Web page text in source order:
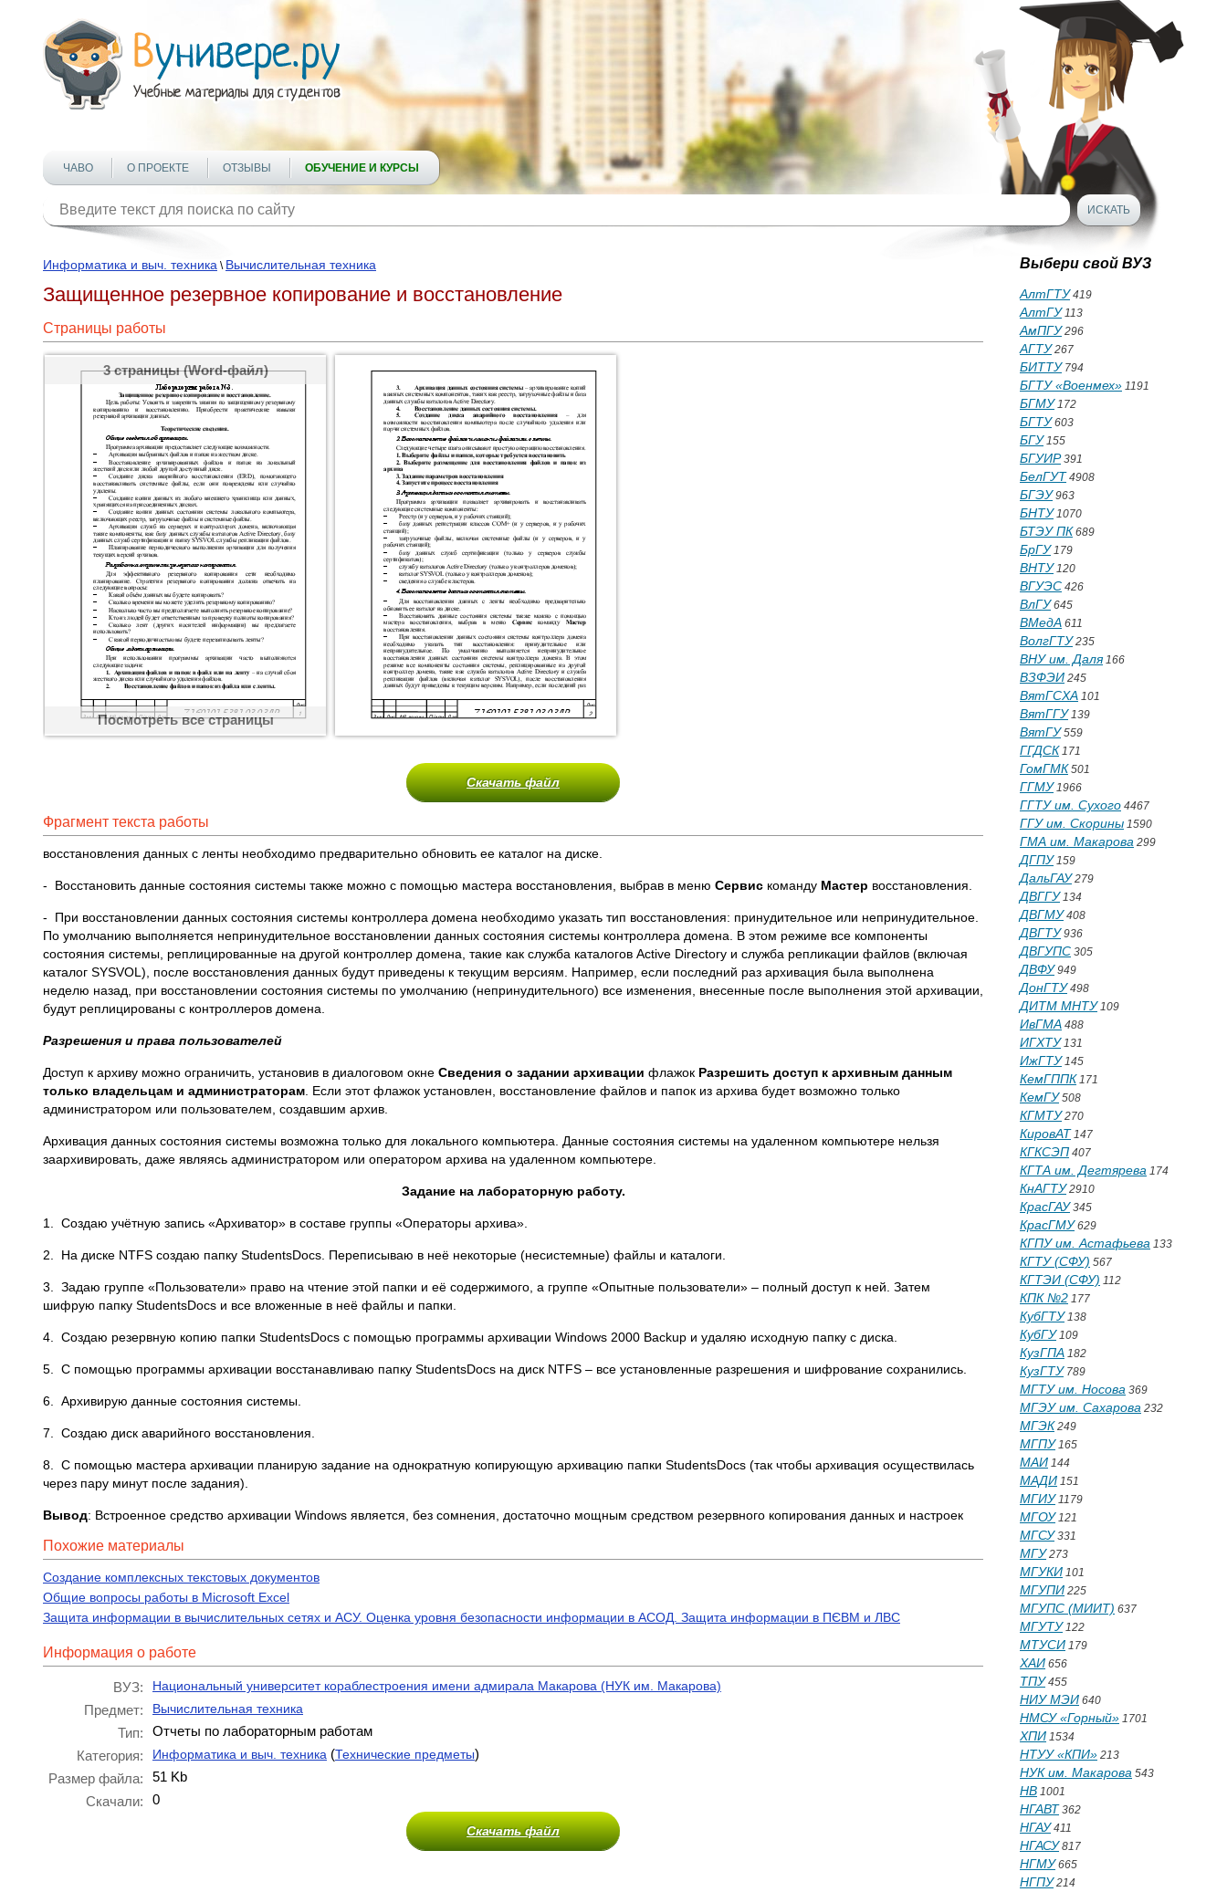
ЧАВО О ПРОЕКТЕ ОТЗЫВЫ ОБУЧЕНИЕ И КУРСЫ
Информатика и выч. техника \ Вычислительная техника
Защищенное резервное копирование и восстановление
Страницы работы
3 страницы (Word-файл)
Посмотреть все страницы
Скачать файл
Фрагмент текста работы
восстановления данных с ленты необходимо предварительно обновить ее каталог на диске.
- Восстановить данные состояния системы также можно с помощью мастера восстановления, выбрав в меню Сервис команду Мастер восстановления.
- При восстановлении данных состояния системы контроллера домена необходимо указать тип восстановления: принудительное или непринудительное.
По умолчанию выполняется непринудительное восстановлении данных состояния системы контроллера домена. В этом режиме все компоненты
состояния системы, реплицированные на другой контроллер домена, такие как служба каталогов Active Directory и служба репликации файлов (включая
каталог SYSVOL), после восстановления данных будут приведены к текущим версиям. Например, если последний раз архивация была выполнена
неделю назад, при восстановлении состояния системы по умолчанию (непринудительного) все изменения, внесенные после выполнения этой архивации,
будут реплицированы с контроллеров домена.
Разрешения и права пользователей
Доступ к архиву можно ограничить, установив в диалоговом окне Сведения о задании архивации флажок Разрешить доступ к архивным данным
только владельцам и администраторам . Если этот флажок установлен, восстановление файлов и папок из архива будет возможно только
администратором или пользователем, создавшим архив.
Архивация данных состояния системы возможна только для локального компьютера. Данные состояния системы на удаленном компьютере нельзя
заархивировать, даже являясь администратором или оператором архива на удаленном компьютере.
Задание на лабораторную работу.
1. Создаю учётную запись «Архиватор» в составе группы «Операторы архива».
2. На диске NTFS создаю папку StudentsDocs. Переписываю в неё некоторые (несистемные) файлы и каталоги.
3. Задаю группе «Пользователи» право на чтение этой папки и её содержимого, а группе «Опытные пользователи» – полный доступ к ней. Затем
шифрую папку StudentsDocs и все вложенные в неё файлы и папки.
4. Создаю резервную копию папки StudentsDocs с помощью программы архивации Windows 2000 Backup и удаляю исходную папку с диска.
5. С помощью программы архивации восстанавливаю папку StudentsDocs на диск NTFS – все установленные разрешения и шифрование сохранились.
6. Архивирую данные состояния системы.
7. Создаю диск аварийного восстановления.
8. С помощью мастера архивации планирую задание на однократную копирующую архивацию папки StudentsDocs (так чтобы архивация осуществилась
через пару минут после задания).
Вывод: Встроенное средство архивации Windows является, без сомнения, достаточно мощным средством резервного копирования данных и настроек
Похожие материалы
Создание комплексных текстовых документов
Общие вопросы работы в Microsoft Excel
Защита информации в вычислительных сетях и АСУ. Оценка уровня безопасности информации в АСОД. Защита информации в ПЄВМ и ЛВС
Информация о работе
ВУЗ: Национальный университет кораблестроения имени адмирала Макарова (НУК им. Макарова)
Предмет: Вычислительная техника
Тип:
Отчеты по лабораторным работам
Категория:
Информатика и выч. техника (Технические предметы)
Размер файла:
51 Kb
Скачали:
0
Скачать файл
Выбери свой ВУЗ
АлтГТУ419
АлтГУ113
АмПГУ296
АГТУ267
БИТТУ794
БГТУ «Военмех» 1191
БГМУ172
БГТУ603
БГУ155
БГУИР391
БелГУТ 4908
БГЭУ963
БНТУ1070
БТЭУ ПК 689
БрГУ179
ВНТУ120
ВГУЭС 426
ВлГУ645
ВМедА 611
ВолгГТУ235
ВНУ им. Даля166
ВЗФЭИ 245
ВятГСХА 101
ВятГГУ139
ВятГУ559
ГГДСК 171
ГомГМК 501
ГГМУ1966
ГГТУ им. Сухого 4467
ГГУ им. Скорины 1590
ГМА им. Макарова 299
ДГПУ159
ДальГАУ279
ДВГГУ134
ДВГМУ408
ДВГТУ936
ДВГУПС 305
ДВФУ949
ДонГТУ498
ДИТМ МНТУ109
ИвГМА 488
ИГХТУ131
ИжГТУ145
КемГППК 171
КемГУ508
КГМТУ270
КировАТ 147
КГКСЭП 407
КГТА им. Дегтярева 174
КнАГТУ2910
КрасГАУ345
КрасГМУ629
КГПУ им. Астафьева 133
КГТУ (СФУ) 567
КГТЭИ (СФУ) 112
КПК №2 177
КубГТУ138
КубГУ109
КузГПА 182
КузГТУ789
МГТУ им. Носова 369
МГЭУ им. Сахарова 232
МГЭК 249
МГПУ165
МАИ 144
МАДИ 151
МГИУ1179
МГОУ121
МГСУ331
МГУ273
МГУКИ 101
МГУПИ 225
МГУПС (МИИТ) 637
МГУТУ122
МТУСИ 179
ХАИ 656
ТПУ455
НИУ МЭИ 640
НМСУ «Горный» 1701
ХПИ 1534
НТУУ «КПИ» 213
НУК им. Макарова 543
НВ 1001
НГАВТ 362
НГАУ411
НГАСУ817
НГМУ665
НГПУ214